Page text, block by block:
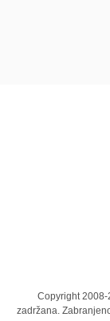
Copyright 2008-
zadržana.